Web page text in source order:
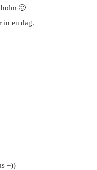
🙂
in en dag.
=))